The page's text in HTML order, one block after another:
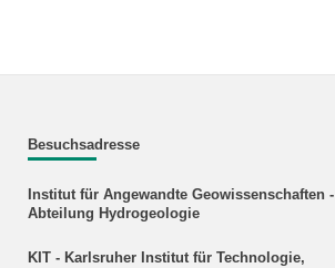
Besuchsadresse
Institut für Angewandte Geowissenschaften -
Abteilung Hydrogeologie
KIT - Karlsruher Institut für Technologie,